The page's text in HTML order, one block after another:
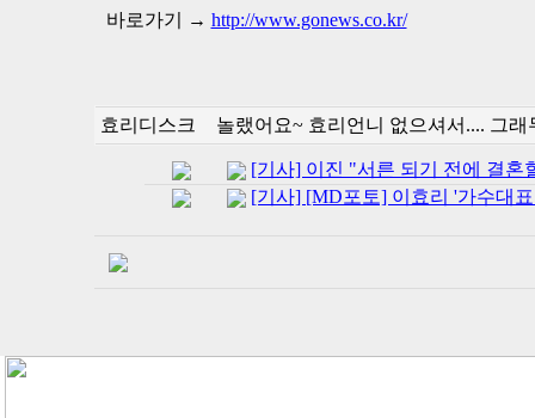
바로가기 → http://www.gonews.co.kr/
효리디스크 놀랬어요~ 효리언니 없으셔서.... 그
[기사] 이진 "서른 되기 전에 결혼
[기사] [MD포토] 이효리 '가수대